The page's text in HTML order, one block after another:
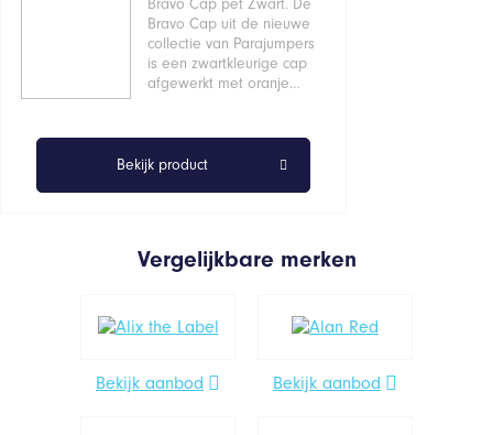
Bravo Cap pet Zwart. De
Bravo Cap uit de nieuwe
collectie van Parajumpers
is een zwartkleurige cap
afgewerkt met oranje…
Bekijk product
Vergelijkbare merken
Bekijk aanbod Bekijk aanbod